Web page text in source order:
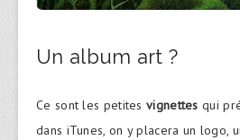
Un album art ?
Ce sont les petites vignettes qui
dans iTunes, on y placera un logo,